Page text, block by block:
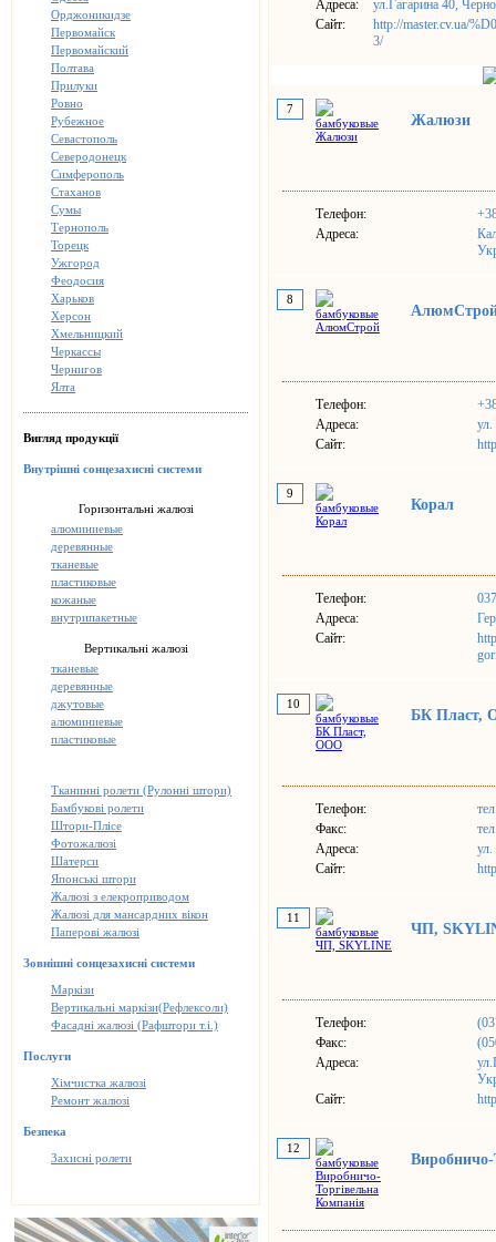
Орджоникидзе
Первомайск
Первомайский
Полтава
Прилуки
Ровно
Рубежное
Севастополь
Северодонецк
Симферополь
Стаханов
Сумы
Тернополь
Торецк
Ужгород
Феодосия
Харьков
Херсон
Хмельницкий
Черкассы
Чернигов
Ялта
Вигляд продукції
Внутрішні сонцезахисні системи
Горизонтальні жалюзі
алюминиевые
деревянные
тканевые
пластиковые
кожаные
внутрипакетные
Вертикальні жалюзі
тканевые
деревянные
джутовые
алюминиевые
пластиковые
Тканинні ролети (Рулонні штори)
Бамбукові ролети
Штори-Плісе
Фотожалюзі
Шатерси
Японські штори
Жалюзі з елекроприводом
Жалюзі для мансардних вікон
Паперові жалюзі
Зовнішні сонцезахисні системи
Маркізи
Вертикальні маркізи(Рефлексоли)
Фасадні жалюзі (Рафштори т.і.)
Послуги
Хімчистка жалюзі
Ремонт жалюзі
Безпека
Захисні ролети
Адреса:
ул.Гагарина 40,
Сайт:
http://master.cv.ua/
3/
7
Жалюзи
Телефон:
Адреса:
8
Телефон:
Адреса:
Сайт:
9
Корал
Телефон:
Адреса:
Сайт:
10
БК Пласт,
Телефон:
Факс:
Адреса:
Сайт:
11
ЧП,
Телефон:
Факс:
Адреса:
Сайт:
12
Виробничо-